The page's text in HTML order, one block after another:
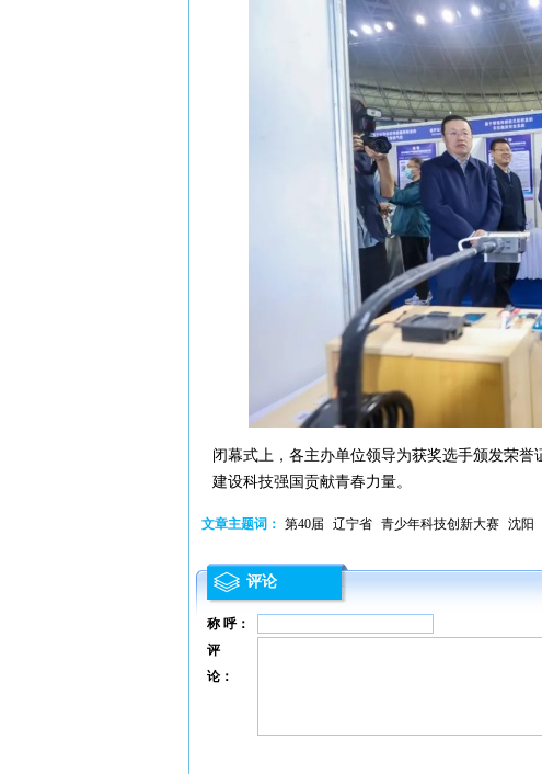
闭幕式上，各主办单位领导为获奖选手颁发荣
建设科技强国贡献青春力量。
文章主题词： 第40届 辽宁省 青少年科技创新大赛 沈阳
评论
称 呼：
评
论：